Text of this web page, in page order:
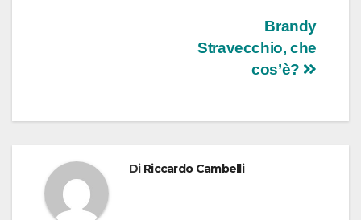
Brandy
Stravecchio, che
cos’è?
Di Riccardo Cambelli